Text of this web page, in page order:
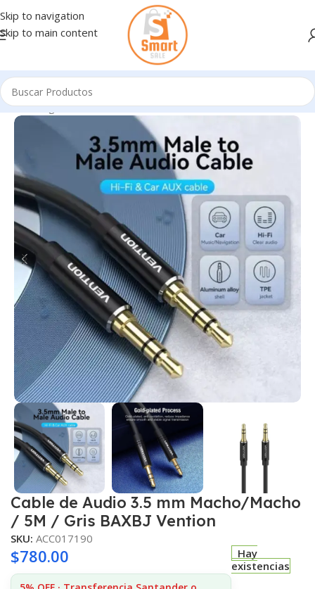
Skip to navigation
Skip to main content
Inicio/Ingresando
Cable de Audio 3.5 mm Macho/Macho
/ 5M / Gris BAXBJ Vention
SKU: ACC017190
$780.00
Hay
existencias